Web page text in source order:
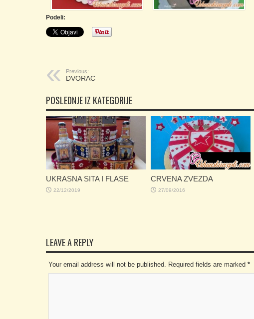
Podeli:
Previous:
DVORAC
POSLEDNJE IZ KATEGORIJE
UKRASNA SITA I FLASE
22/12/2019
CRVENA ZVEZDA
27/09/2016
LEAVE A REPLY
Your email address will not be published. Required fields are marked *